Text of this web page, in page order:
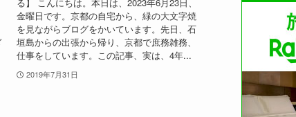
金曜日です。京都の自宅から、緑の大文字焼
を見ながらブログをかいています。先日、石
垣島からの出張から帰り、京都で庶務雑務、
仕事をしています。この記事、実は、4年...
2019年7月31日